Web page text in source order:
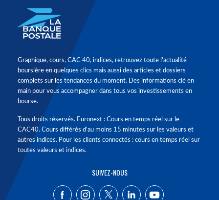
Graphique, cours, CAC 40, indices, retrouvez toute l'actualité
boursière en quelques clics mais aussi des articles et dossiers
complets sur les tendances du moment. Des informations clé en
main pour vous accompagner dans tous vos investissements en
bourse.
Tous droits réservés. Euronext : Cours en temps réel sur le
CAC40. Cours différés d'au moins 15 minutes sur les valeurs et
autres indices. Pour les clients connectés : cours en temps réel sur
toutes valeurs et indices.
SUIVEZ-NOUS